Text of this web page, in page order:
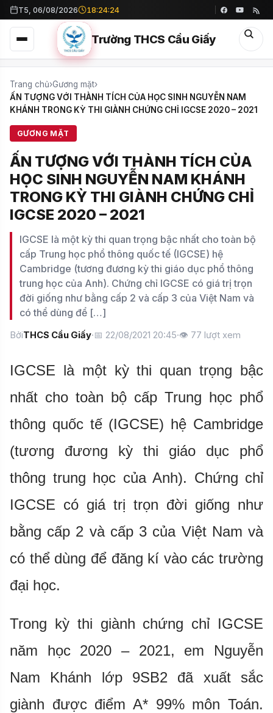
T5, 06/08/2026 18:24:25
Trường THCS Cầu Giấy
Trang chủ›Gương mặt›
ẤN TƯỢNG VỚI THÀNH TÍCH CỦA HỌC SINH NGUYỄN NAM
KHÁNH TRONG KỲ THI GIÀNH CHỨNG CHỈ IGCSE 2020 – 2021
GƯƠNG MẶT
ẤN TƯỢNG VỚI THÀNH TÍCH CỦA
HỌC SINH NGUYỄN NAM KHÁNH
TRONG KỲ THI GIÀNH CHỨNG CHỈ
IGCSE 2020 – 2021
IGCSE là một kỳ thi quan trọng bậc nhất cho toàn bộ
cấp Trung học phổ thông quốc tế (IGCSE) hệ
Cambridge (tương đương kỳ thi giáo dục phổ thông
trung học của Anh). Chứng chỉ IGCSE có giá trị trọn
đời giống như bằng cấp 2 và cấp 3 của Việt Nam và
có thể dùng để […]
BởiTHCS Cầu Giấy·📅 22/08/2021 20:45·👁 77 lượt xem
IGCSE là một kỳ thi quan trọng bậc
nhất cho toàn bộ cấp Trung học phổ
thông quốc tế (IGCSE) hệ Cambridge
(tương đương kỳ thi giáo dục phổ
thông trung học của Anh). Chứng chỉ
IGCSE có giá trị trọn đời giống như
bằng cấp 2 và cấp 3 của Việt Nam và
có thể dùng để đăng kí vào các trường
đại học.
Trong kỳ thi giành chứng chỉ IGCSE
năm học 2020 – 2021, em Nguyễn
Nam Khánh lớp 9SB2 đã xuất sắc
giành được điểm A* 99% môn Toán.